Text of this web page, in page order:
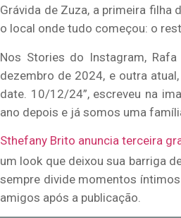
Grávida de Zuza, a primeira filha
o local onde tudo começou: o
Nos Stories do Instagram,
dezembro de 2024, e outra
date. 10/12/24”, escreveu na
ano depois e já somos uma
Sthefany Brito anuncia terceira
um look que deixou sua barriga
sempre divide momentos
amigos após a publicação.